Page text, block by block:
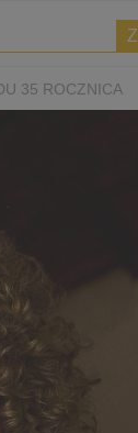
35 ROCZNICA